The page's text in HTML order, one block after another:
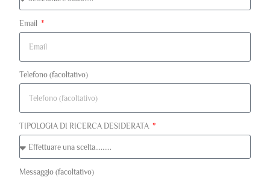
Email
Telefono (facoltativo)
TIPOLOGIA DI RICERCA DESIDERATA
Messaggio (facoltativo)